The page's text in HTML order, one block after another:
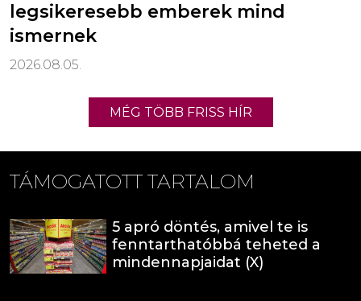
legsikeresebb emberek mind
ismernek
2026.08.05.
MÉG TÖBB FRISS HÍR
TÁMOGATOTT TARTALOM
5 apró döntés, amivel te is
fenntarthatóbbá teheted a
mindennapjaidat (X)